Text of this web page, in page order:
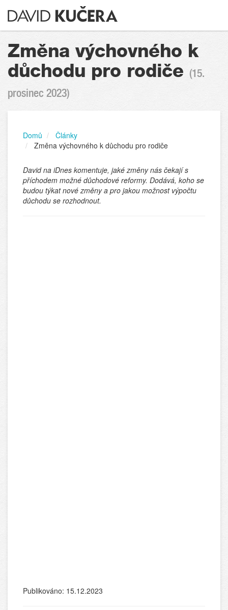
Změna výchovného k
důchodu pro rodiče (15.
prosinec 2023)
Domů
Články
Změna výchovného k důchodu pro rodiče
David na iDnes komentuje, jaké změny nás čekají s
příchodem možné důchodové reformy. Dodává, koho se
budou týkat nové změny a pro jakou možnost výpočtu
důchodu se rozhodnout.
Publikováno: 15.12.2023